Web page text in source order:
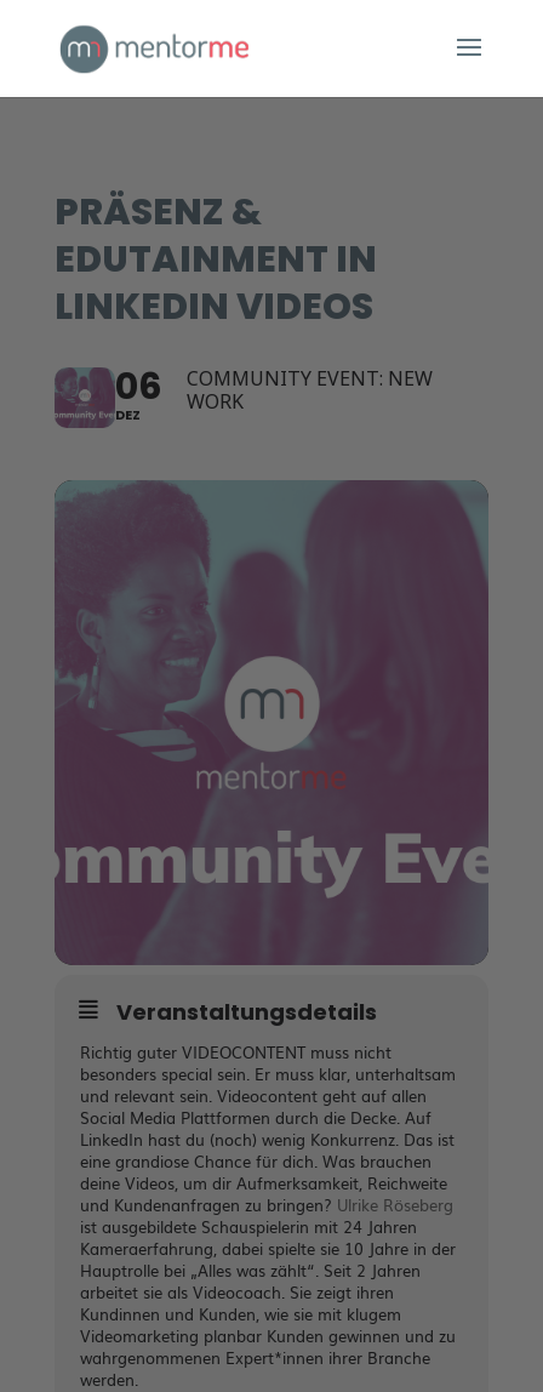
PRÄSENZ &
EDUTAINMENT IN
LINKEDIN VIDEOS
06
DEZ
COMMUNITY EVENT: NEW
WORK
Veranstaltungsdetails
Richtig guter VIDEOCONTENT muss nicht
besonders special sein. Er muss klar, unterhaltsam
und relevant sein. Videocontent geht auf allen
Social Media Plattformen durch die Decke. Auf
LinkedIn hast du (noch) wenig Konkurrenz. Das ist
eine grandiose Chance für dich. Was brauchen
deine Videos, um dir Aufmerksamkeit, Reichweite
und Kundenanfragen zu bringen? Ulrike Röseberg
ist ausgebildete Schauspielerin mit 24 Jahren
Kameraerfahrung, dabei spielte sie 10 Jahre in der
Hauptrolle bei „Alles was zählt“. Seit 2 Jahren
arbeitet sie als Videocoach. Sie zeigt ihren
Kundinnen und Kunden, wie sie mit klugem
Videomarketing planbar Kunden gewinnen und zu
wahrgenommenen Expert*innen ihrer Branche
werden.